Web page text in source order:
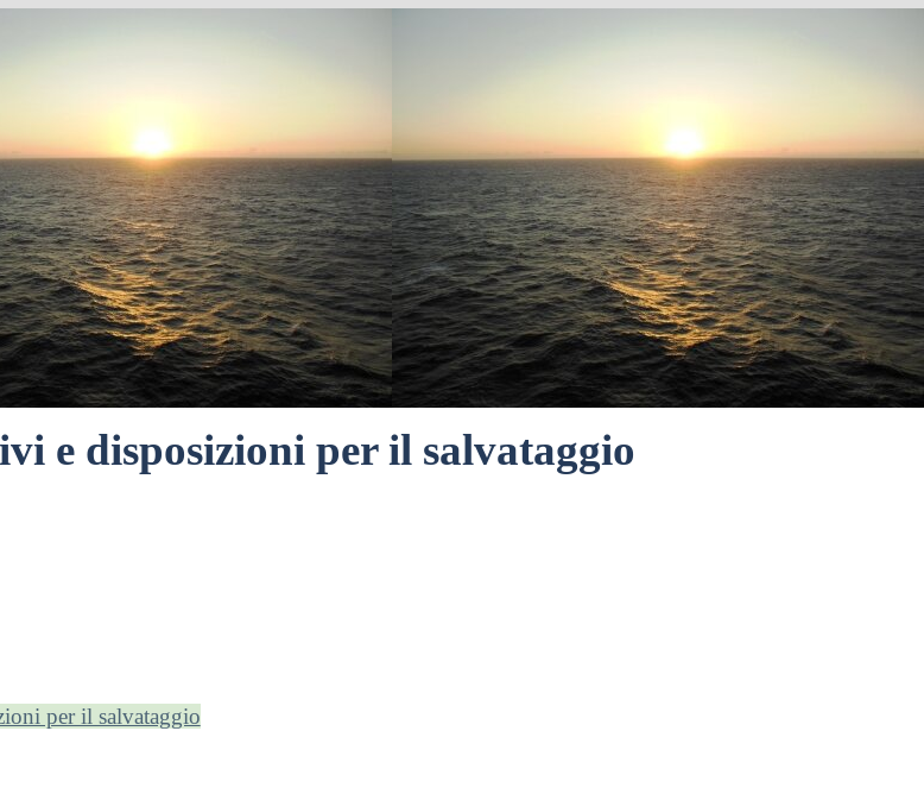
e disposizioni per il salvataggio
per il salvataggio